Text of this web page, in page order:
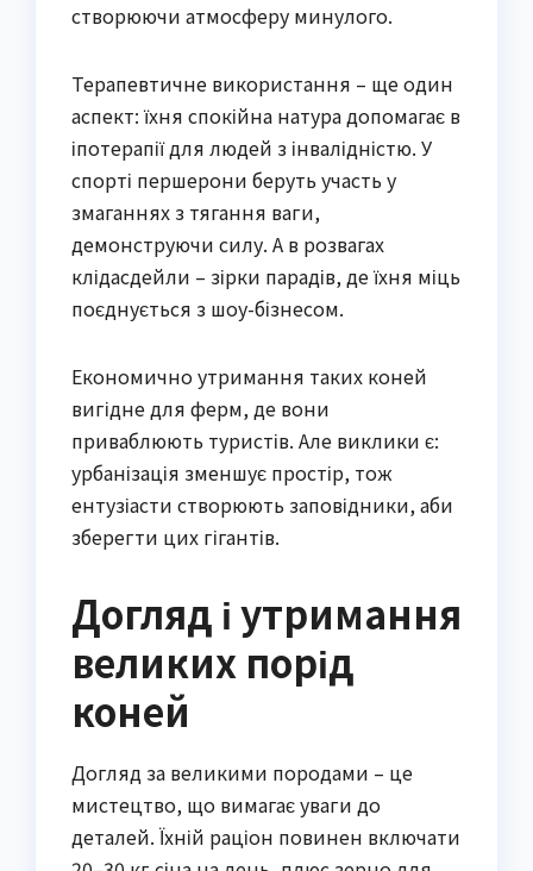
створюючи атмосферу минулого.
Терапевтичне використання – ще один
аспект: їхня спокійна натура допомагає в
іпотерапії для людей з інвалідністю. У
спорті першерони беруть участь у
змаганнях з тягання ваги,
демонструючи силу. А в розвагах
клідасдейли – зірки парадів, де їхня міць
поєднується з шоу-бізнесом.
Економично утримання таких коней
вигідне для ферм, де вони
приваблюють туристів. Але виклики є:
урбанізація зменшує простір, тож
ентузіасти створюють заповідники, аби
зберегти цих гігантів.
Догляд і утримання
великих порід
коней
Догляд за великими породами – це
мистецтво, що вимагає уваги до
деталей. Їхній раціон повинен включати